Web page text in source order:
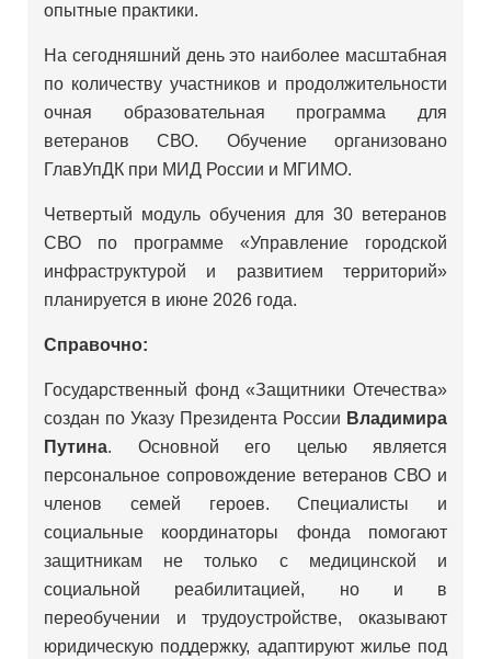
опытные практики.
На сегодняшний день это наиболее масштабная
по количеству участников и продолжительности
очная образовательная программа для
ветеранов СВО. Обучение организовано
ГлавУпДК при МИД России и МГИМО.
Четвертый модуль обучения для 30 ветеранов
СВО по программе «Управление городской
инфраструктурой и развитием территорий»
планируется в июне 2026 года.
Справочно:
Государственный фонд «Защитники Отечества»
создан по Указу Президента России Владимира
Путина. Основной его целью является
персональное сопровождение ветеранов СВО и
членов семей героев. Специалисты и
социальные координаторы фонда помогают
защитникам не только с медицинской и
социальной реабилитацией, но и в
переобучении и трудоустройстве, оказывают
юридическую поддержку, адаптируют жилье под